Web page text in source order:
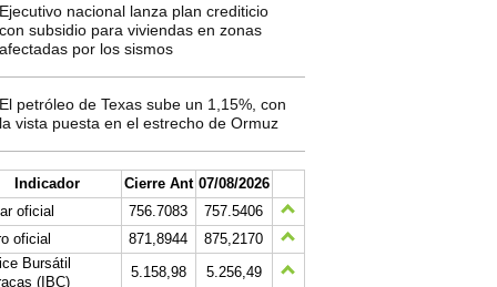
Ejecutivo nacional lanza plan crediticio
con subsidio para viviendas en zonas
afectadas por los sismos
El petróleo de Texas sube un 1,15%, con
la vista puesta en el estrecho de Ormuz
Indicador Cierre Ant 07/08/2026
oficial
756.7083
757.5406
oficial
871,8944
875,2170
Bursátil
(IBC)
5.158,98
5.256,49